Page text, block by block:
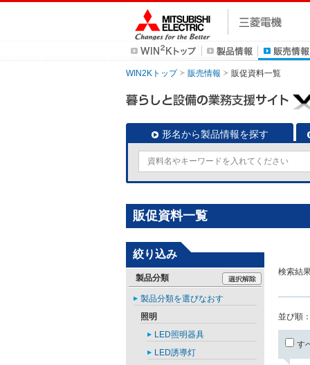
WIN2Kトップ 販売情報 販促資料一覧
形名から製品情報を探す
販促資料一覧
検索結
並び順：
す
絞り込み
製品分類
製品分類を選びなおす
照明
LED照明器具
LED誘導灯